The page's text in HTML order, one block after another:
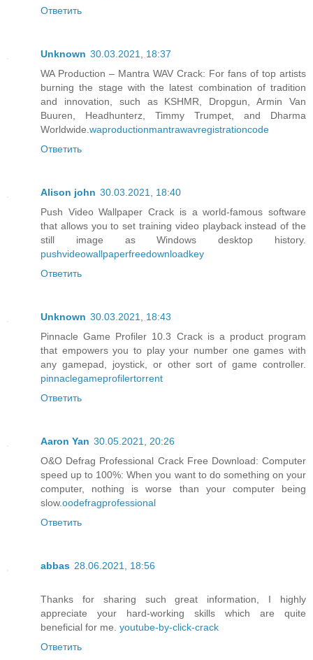
Ответить
Unknown 30.03.2021, 18:37
WA Production – Mantra WAV Crack: For fans of top artists
burning the stage with the latest combination of tradition
and innovation, such as KSHMR, Dropgun, Armin Van
Buuren, Headhunterz, Timmy Trumpet, and Dharma
Worldwide. waproductionmantrawavregistrationcode
Ответить
Alison john 30.03.2021, 18:40
Push Video Wallpaper Crack is a world-famous software
that allows you to set training video playback instead of the
still image as Windows desktop history.
pushvideowallpaperfreedownloadkey
Ответить
Unknown 30.03.2021, 18:43
Pinnacle Game Profiler 10.3 Crack is a product program
that empowers you to play your number one games with
any gamepad, joystick, or other sort of game controller.
pinnaclegameprofilertorrent
Ответить
Aaron Yan 30.05.2021, 20:26
O&O Defrag Professional Crack Free Download: Computer
speed up to 100%: When you want to do something on your
computer, nothing is worse than your computer being
slow.oodefragprofessional
Ответить
abbas 28.06.2021, 18:56
Thanks for sharing such great information, I highly
appreciate your hard-working skills which are quite
beneficial for me. youtube-by-click-crack
Ответить